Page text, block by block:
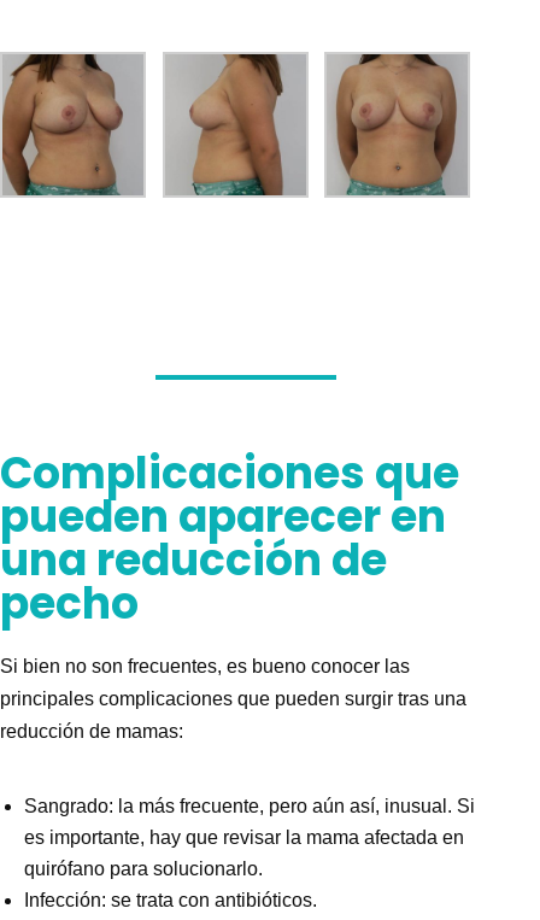
Complicaciones que
pueden aparecer en
una reducción de
pecho
Si bien no son frecuentes, es bueno conocer las
principales complicaciones que pueden surgir tras una
reducción de mamas:
Sangrado: la más frecuente, pero aún así, inusual. Si
es importante, hay que revisar la mama afectada en
quirófano para solucionarlo.
Infección: se trata con antibióticos.